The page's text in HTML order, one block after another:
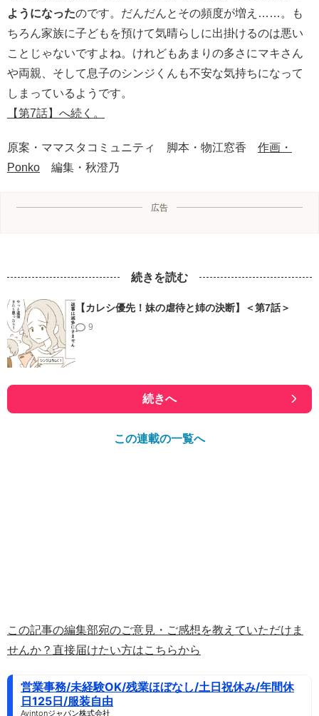
ようになったのです。だんだんとその頻度が増え……。も
ちろん家族に子どもを預けて気晴らしに出掛けるのは悪い
ことじゃないですよね。けれどもあまりの多さにマキさん
や両親、そして息子のシンジくんも不安な気持ちになって
しまっているようです。
【第7話】へ続く。
原案・ママスタコミュニティ 脚本・物江窓香 作画・
Ponko 編集・秋澄乃
広告
続きを読む
【カレシ優先！妹の虐待と姉の決断】＜第7話＞
9
続きへ
この連載の一覧へ